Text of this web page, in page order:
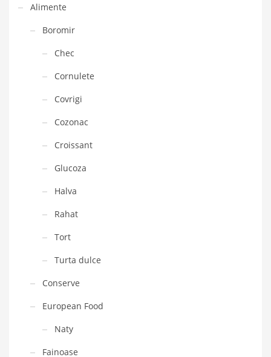
Alimente
Boromir
Chec
Cornulete
Covrigi
Cozonac
Croissant
Glucoza
Halva
Rahat
Tort
Turta dulce
Conserve
European Food
Naty
Fainoase